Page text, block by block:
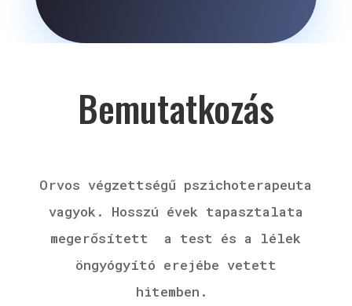
Bemutatkozás
Orvos végzettségű pszichoterapeuta
vagyok. Hosszú évek tapasztalata
megerősített a test és a lélek
öngyógyító erejébe vetett
hitemben.